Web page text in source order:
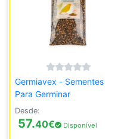
Germiavex - Sementes
Para Germinar
Desde:
57.40€ Disponível